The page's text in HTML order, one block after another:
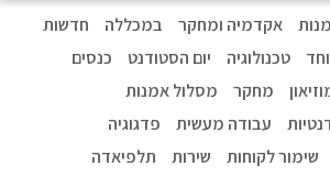
אקדמיה ומחקר במכללה
חדשות
טכנולוגיה יום הסטודנט
כנסים
מחקר
מסלול אמנות
עבודה מעשית
פדגוגיה
שימור לקוחות שירות
תלפיאדה